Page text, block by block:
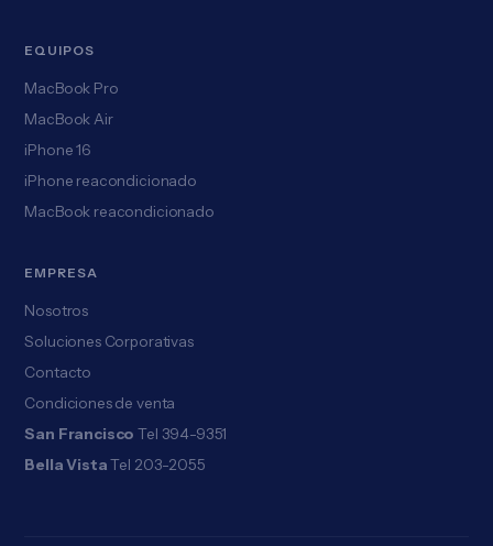
EQUIPOS
MacBook Pro
MacBook Air
iPhone 16
iPhone reacondicionado
MacBook reacondicionado
EMPRESA
Nosotros
Soluciones Corporativas
Contacto
Condiciones de venta
San Francisco Tel 394-9351
Bella Vista Tel 203-2055